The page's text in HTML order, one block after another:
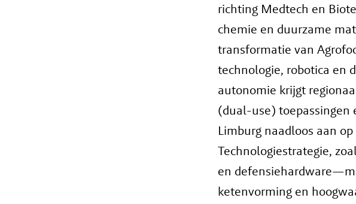
richting Medtech en
chemie en duurzame
transformatie van
technologie, robotica en
autonomie krijgt
(dual-use) toepassingen
Limburg naadloos aan
Technologiestrategie,
en
ketenvorming en